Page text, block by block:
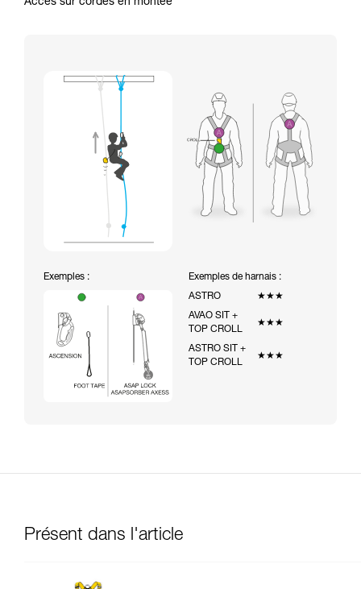
Accès sur cordes en montée
Exemples :
Exemples de harnais :
ASTRO
★★★
AVAO SIT +
TOP CROLL
★★★
ASTRO SIT +
TOP CROLL
★★★
Présent dans l'article